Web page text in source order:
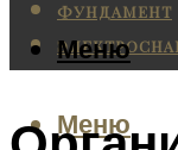
ФУНДАМЕНТ
Меню
Меню